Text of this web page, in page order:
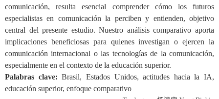
comunicación, resulta esencial comprender cómo los futuros
especialistas en comunicación la perciben y entienden, objetivo
central del presente estudio. Nuestro análisis comparativo aporta
implicaciones beneficiosas para quienes investigan o ejercen la
comunicación internacional o las tecnologías de la comunicación,
especialmente en el contexto de la educación superior.
Palabras clave: Brasil, Estados Unidos, actitudes hacia la IA,
educación superior, enfoque comparativo